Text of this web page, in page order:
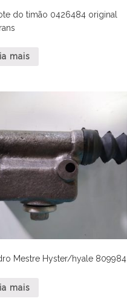
do timão 0426484 original
mais
Mestre Hyster/hyale 809984
mais